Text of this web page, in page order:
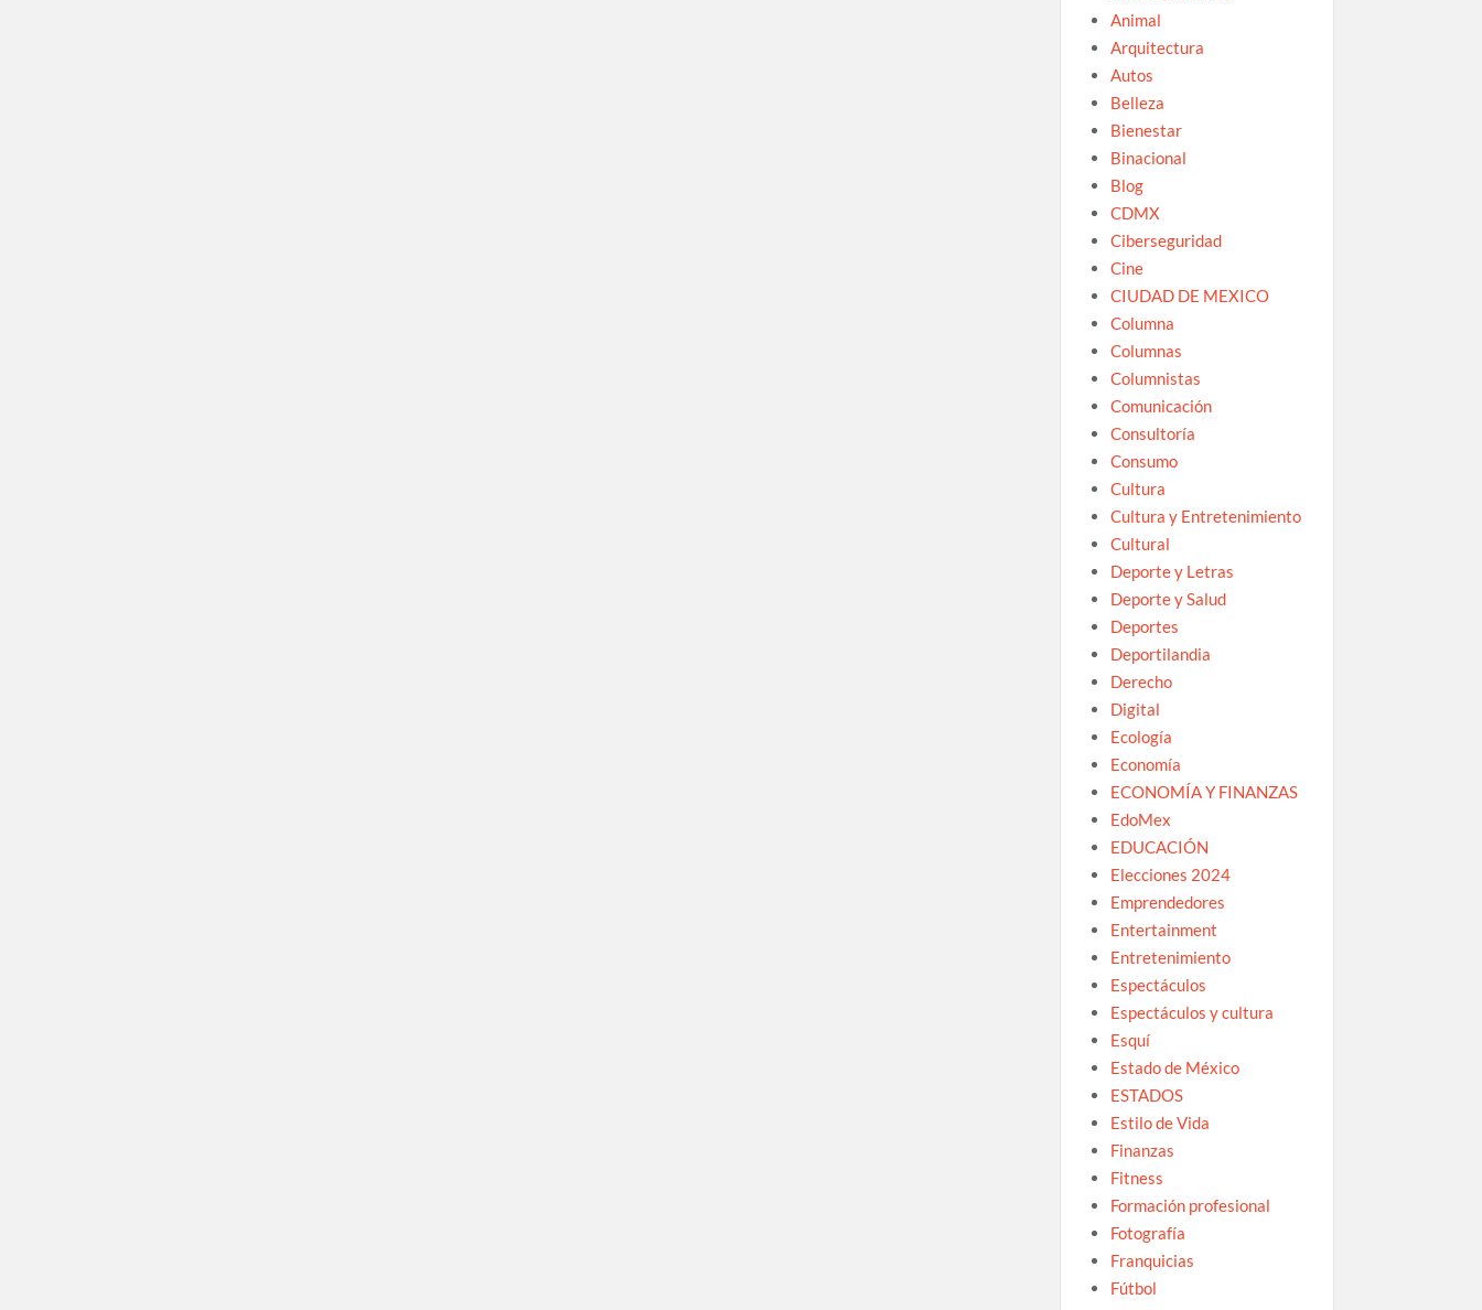
Animal
Arquitectura
Autos
Belleza
Bienestar
Binacional
Blog
CDMX
Ciberseguridad
Cine
CIUDAD DE MEXICO
Columna
Columnas
Columnistas
Comunicación
Consultoría
Consumo
Cultura
Cultura y Entretenimiento
Cultural
Deporte y Letras
Deporte y Salud
Deportes
Deportilandia
Derecho
Digital
Ecología
Economía
ECONOMÍA Y FINANZAS
EdoMex
EDUCACIÓN
Elecciones 2024
Emprendedores
Entertainment
Entretenimiento
Espectáculos
Espectáculos y cultura
Esquí
Estado de México
ESTADOS
Estilo de Vida
Finanzas
Fitness
Formación profesional
Fotografía
Franquicias
Fútbol